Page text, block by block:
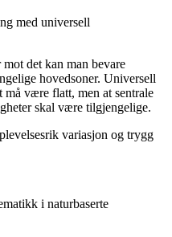
med universell
det kan man bevare
hovedsoner. Universell
være flatt, men at sentrale
skal være tilgjengelige.
variasjon og trygg
i naturbaserte